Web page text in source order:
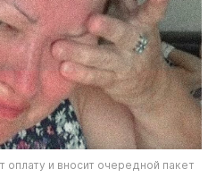
оплату и вносит очередной пакет